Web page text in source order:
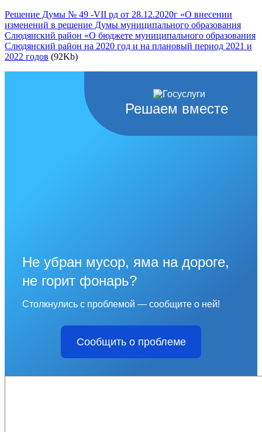
Решение Думы № 49 -VII рд от 28.12.2020г «О внесении
изменений в решение Думы муниципального образования
Слюдянский район «О бюджете муниципального образования
Слюдянский район на 2020 год и на плановый период 2021 и
2022 годов (92Kb)
Решаем вместе
Не убран мусор, яма на дороге,
не горит фонарь?
Столкнулись с проблемой — сообщите о ней!
Сообщить о проблеме